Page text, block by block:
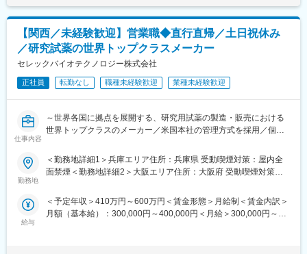
・中途入社2年目20代／年収760万円（未経験者）
・中途入社5年目30代／年収1,100万円
・中途入社8年目30代／年収1,500万円
■会社概要
・電子カルテ、AI音声認識、訪問歯科支援まで、歯科DXを総合的
に支援。
ています。
変更の範囲：会社の定める業務
■メイン商材
・AI・音声入力対応の歯科電子カルテ統合システム
（電子カルテ、レセプト、画像管理、患者説明などを統合管理）
・AI・音声対応の歯周病検査システム
・その他オプション製品
■入社後の流れ：
入社後3ヶ月程度は同社の宿泊研修施設「セミナーハウス」にて研
いただきます。
3ヶ月の研修後も先輩社員がしっかりとサポートいたしますので安
■インセンティブ：
円（過去実績）賃金はあくまでも目安の金額であり、選考を通じ
て上下する可能性があります。月給(月額)は固定手当を含めた表記
です。
【関西／未経験歓迎】営業職◆直行直帰／土日祝休み
／研究試薬の世界トップクラスメーカー
セレックバイオテクノロジー株式会社
正社員 転勤なし 職種未経験歓迎 業種未経験歓迎
仕事内容
～世界各国に拠点を展開する、研究用試薬の製造・販売における
世界トップクラスのメーカー／米国本社の管理方式を採用／個々
環境～
営業です。既存顧客の維持に加え、代理店との関係構築や新規開
拓もお任せします。
勤務地
＜勤務地詳細1＞兵庫エリア住所：兵庫県 受動喫煙対策：屋内全
面禁煙＜勤務地詳細2＞大阪エリア住所：大阪府 受動喫煙対策：
対策：屋内全面禁煙
給与
＜予定年収＞410万円～600万円＜賃金形態＞月給制＜賃金内訳＞
月額（基本給）：300,000円～400,000円＜月給＞300,000円～